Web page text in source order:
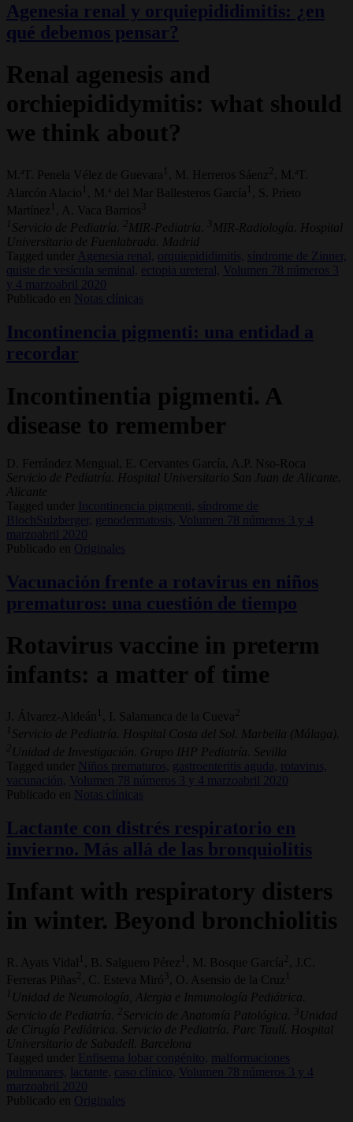
Agenesia renal y orquiepididimitis: ¿en
qué debemos pensar?
Renal agenesis and
orchiepididymitis: what should
we think about?
M.ªT. Penela Vélez de Guevara 1 , M. Herreros Sáenz
, M.ªT.
Alarcón Alacio 1 , M.ª del Mar Ballesteros García 1
, S. Prieto
Martínez 1 , A. Vaca Barrios 3
1 Servicio de Pediatría. 2 MIR-Pediatría. 3 MIR-Radiología. Hospital
Universitario de Fuenlabrada. Madrid
Tagged under
Agenesia renal, orquiepididimitis, síndrome de Zinner,
quiste de vesícula seminal,
ectopia ureteral,
Volumen 78 números 3
y 4 marzoabril 2020
Publicado en
Notas clínicas
Incontinencia pigmenti: una entidad a
recordar
Incontinentia pigmenti. A
disease to remember
D. Ferrández Mengual, E. Cervantes García, A.P. Nso-Roca
Servicio de Pediatría. Hospital Universitario San Juan de Alicante.
Alicante
Tagged under
Incontinencia pigmenti,
síndrome de
BlochSulzberger,
genodermatosis,
Volumen 78 números 3 y 4
marzoabril 2020
Publicado en
Originales
Vacunación frente a rotavirus en niños
prematuros: una cuestión de tiempo
Rotavirus vaccine in preterm
infants: a matter of time
J. Álvarez-Aldeán 1 , I. Salamanca de la Cueva
1 Servicio de Pediatría. Hospital Costa del Sol. Marbella (Málaga).
2 Unidad de Investigación. Grupo IHP Pediatría. Sevilla
Tagged under
Niños prematuros, gastroenteritis aguda,
rotavirus,
vacunación,
Volumen 78 números 3 y 4 marzoabril 2020
Publicado en
Notas clínicas
Lactante con distrés respiratorio en
invierno. Más allá de las bronquiolitis
Infant with respiratory disters
in winter. Beyond bronchiolitis
R. Ayats Vidal 1 , B. Salguero Pérez 1 , M. Bosque García
, J.C.
Ferreras Piñas
, C. Esteva Miró 3 , O. Asensio de la Cruz 1
1
Unidad de Neumología, Alergia e Inmunología Pediátrica.
Servicio de Pediatría.
2 Servicio de Anatomía Patológica. 3 Unidad
de Cirugía Pediátrica. Servicio de Pediatría. Parc Taulí. Hospital
Universitario de Sabadell. Barcelona
Tagged under
Enfisema lobar congénito,
malformaciones
pulmonares,
lactante, caso clínico,
Volumen 78 números 3 y 4
marzoabril 2020
Publicado en
Originales